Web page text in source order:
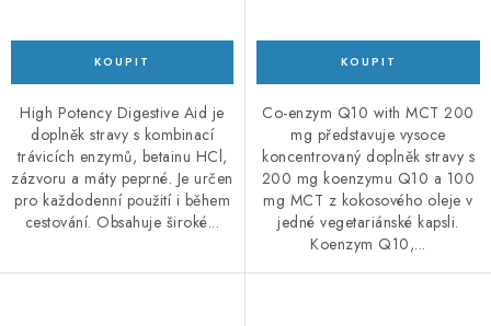
High Potency Digestive Aid je
doplněk stravy s kombinací
trávicích enzymů, betainu HCl,
zázvoru a máty peprné. Je určen
pro každodenní použití i během
cestování. Obsahuje široké...
Co-enzym Q10 with MCT 200
mg představuje vysoce
koncentrovaný doplněk stravy s
200 mg koenzymu Q10 a 100
mg MCT z kokosového oleje v
jedné vegetariánské kapsli.
Koenzym Q10,...